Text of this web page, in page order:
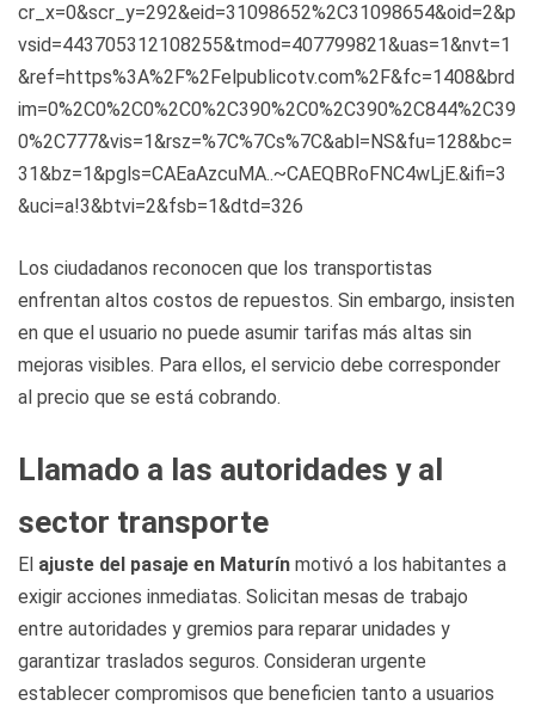
cr_x=0&scr_y=292&eid=31098652%2C31098654&oid=2&p
vsid=443705312108255&tmod=407799821&uas=1&nvt=1
&ref=https%3A%2F%2Felpublicotv.com%2F&fc=1408&brd
im=0%2C0%2C0%2C0%2C390%2C0%2C390%2C844%2C39
0%2C777&vis=1&rsz=%7C%7Cs%7C&abl=NS&fu=128&bc=
31&bz=1&pgls=CAEaAzcuMA..~CAEQBRoFNC4wLjE.&ifi=3
&uci=a!3&btvi=2&fsb=1&dtd=326
Los ciudadanos reconocen que los transportistas
enfrentan altos costos de repuestos. Sin embargo, insisten
en que el usuario no puede asumir tarifas más altas sin
mejoras visibles. Para ellos, el servicio debe corresponder
al precio que se está cobrando.
Llamado a las autoridades y al
sector transporte
El ajuste del pasaje en Maturín motivó a los habitantes a
exigir acciones inmediatas. Solicitan mesas de trabajo
entre autoridades y gremios para reparar unidades y
garantizar traslados seguros. Consideran urgente
establecer compromisos que beneficien tanto a usuarios